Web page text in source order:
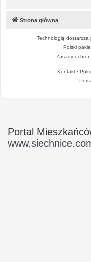
Strona główna
Technologię dostarcza
Polski
Zasady
Kontakt·
Portal